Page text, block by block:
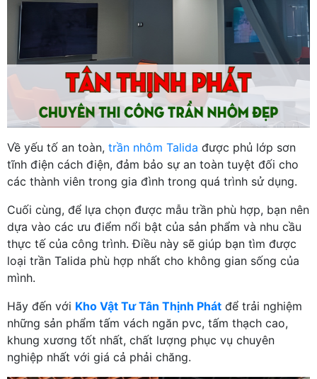
Về yếu tố an toàn, trần nhôm Talida được phủ lớp sơn
tĩnh điện cách điện, đảm bảo sự an toàn tuyệt đối cho
các thành viên trong gia đình trong quá trình sử dụng.
Cuối cùng, để lựa chọn được mẫu trần phù hợp, bạn nên
dựa vào các ưu điểm nổi bật của sản phẩm và nhu cầu
thực tế của công trình. Điều này sẽ giúp bạn tìm được
loại trần Talida phù hợp nhất cho không gian sống của
mình.
Hãy đến với Kho Vật Tư Tân Thịnh Phát để trải nghiệm
những sản phẩm tấm vách ngăn pvc, tấm thạch cao,
khung xương tốt nhất, chất lượng phục vụ chuyên
nghiệp nhất với giá cả phải chăng.